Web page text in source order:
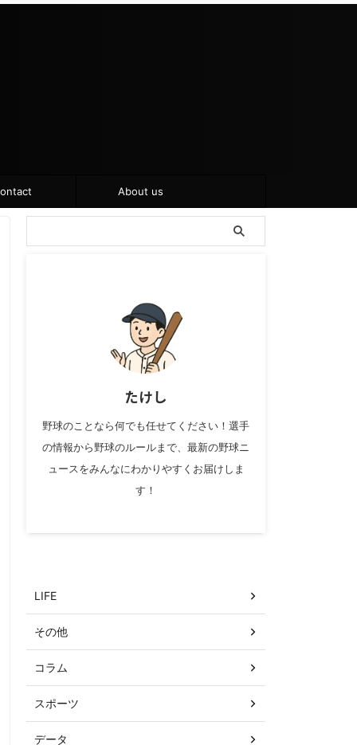
About us
たけし
野球のことなら何でも任せてください！選手
の情報から野球のルールまで、最新の野球ニ
ュースをみんなにわかりやすくお届けしま
す！
LIFE
その他
コラム
スポーツ
データ